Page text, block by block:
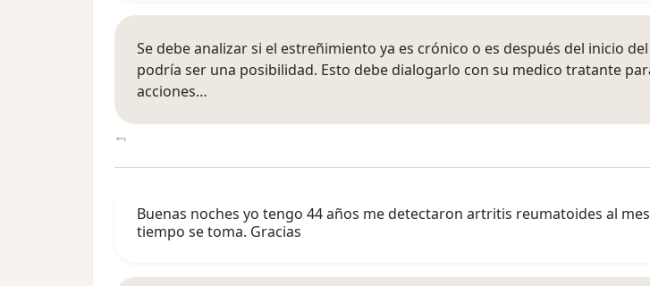
Se debe analizar si el estreñimiento ya es crónico o es después del inicio
podría ser una posibilidad. Esto debe dialogarlo con su medico tratante
acciones…
Buenas noches yo tengo 44 años me detectaron artritis reumatoides al
tiempo se toma. Gracias